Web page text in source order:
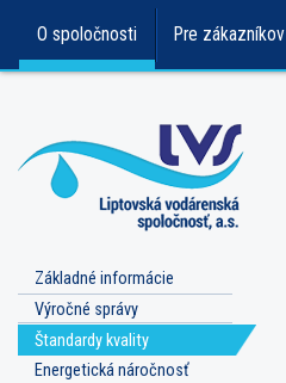
O spoločnosti Pre zákazníkov
Základné informácie
Výročné správy
Štandardy kvality
Energetická náročnosť